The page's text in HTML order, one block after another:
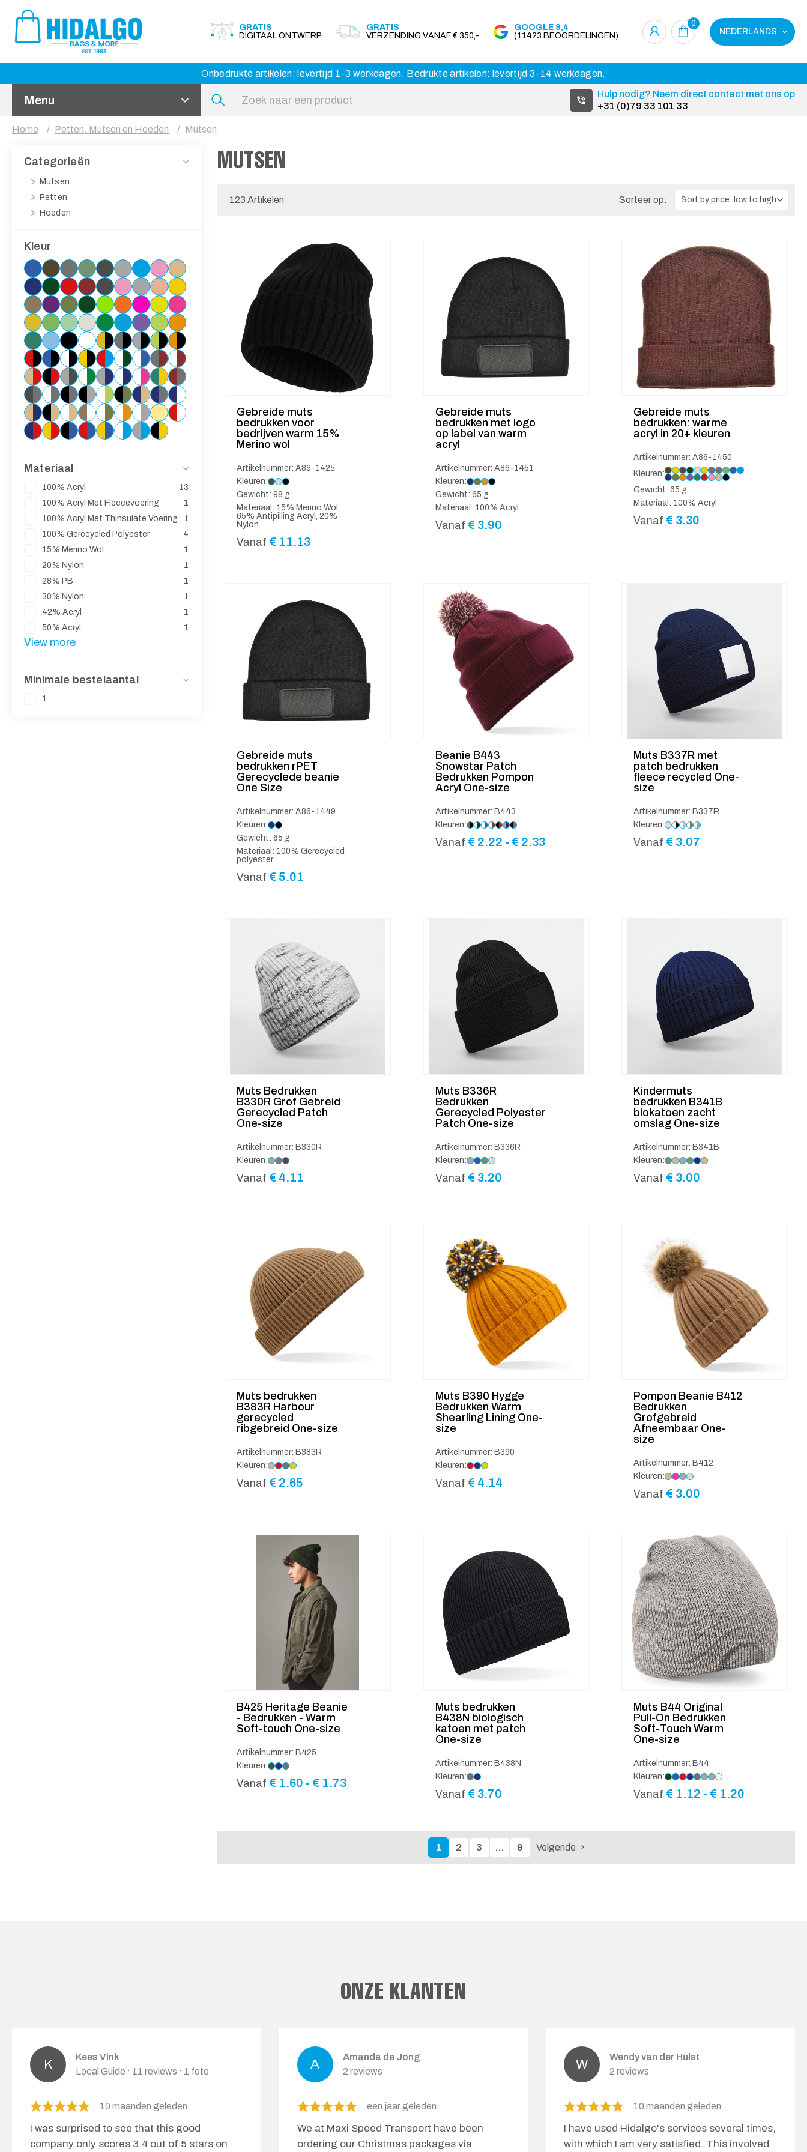
GRATIS
DIGITAAL ONTWERP
GRATIS
VERZENDING VANAF € 350,-
GOOGLE 9,4
(11423 BEOORDELINGEN)
0
NEDERLANDS
Onbedrukte artikelen: levertijd 1-3 werkdagen. Bedrukte artikelen: levertijd 3-14 werkdagen.
Menu
Hulp nodig? Neem direct contact met ons op
+31 (0)79 33 101 33
Home Petten, Mutsen en Hoeden Mutsen
Categorieën
Mutsen
Petten
Hoeden
Kleur
Materiaal
100% Acryl
13
100% Acryl Met Fleecevoering
1
100% Acryl Met Thinsulate Voering
1
100% Gerecycled Polyester
4
15% Merino Wol
1
20% Nylon
1
28% PB
1
30% Nylon
1
42% Acryl
1
50% Acryl
1
View more
Minimale bestelaantal
1
MUTSEN
123 Artikelen Sorteer op:
Gebreide muts
bedrukken voor
bedrijven warm 15%
Merino wol
Artikelnummer: A86-1425
Kleuren:
Gewicht: 98 g
Materiaal: 15% Merino Wol,
65% Antipilling Acryl, 20%
Nylon
Vanaf € 11.13
Gebreide muts
bedrukken met logo
op label van warm
acryl
Artikelnummer: A86-1451
Kleuren:
Gewicht: 65 g
Materiaal: 100% Acryl
Vanaf € 3.90
Gebreide muts
bedrukken: warme
acryl in 20+ kleuren
Artikelnummer: A86-1450
Kleuren:
Gewicht: 65 g
Materiaal: 100% Acryl
Vanaf € 3.30
Gebreide muts
bedrukken rPET
Gerecyclede beanie
One Size
Artikelnummer: A86-1449
Kleuren:
Gewicht: 65 g
Materiaal: 100% Gerecycled
polyester
Vanaf € 5.01
Beanie B443
Snowstar Patch
Bedrukken Pompon
Acryl One-size
Artikelnummer: B443
Kleuren:
Vanaf € 2.22 - € 2.33Prijsklasse:
Muts B337R met
patch bedrukken
fleece recycled One-
size
Artikelnummer: B337R
Kleuren:
Vanaf € 3.07
Muts Bedrukken
B330R Grof Gebreid
Gerecycled Patch
One-size
Artikelnummer: B330R
Kleuren:
Vanaf € 4.11
Muts B336R
Bedrukken
Gerecycled Polyester
Patch One-size
Artikelnummer: B336R
Kleuren:
Vanaf € 3.20
Kindermuts
bedrukken B341B
biokatoen zacht
omslag One-size
Artikelnummer: B341B
Kleuren:
Vanaf € 3.00
Muts bedrukken
B383R Harbour
gerecycled
ribgebreid One-size
Artikelnummer: B383R
Kleuren:
Vanaf € 2.65
Muts B390 Hygge
Bedrukken Warm
Shearling Lining One-
size
Artikelnummer: B390
Kleuren:
Vanaf € 4.14
Pompon Beanie B412
Bedrukken
Grofgebreid
Afneembaar One-
size
Artikelnummer: B412
Kleuren:
Vanaf € 3.00
B425 Heritage Beanie
- Bedrukken - Warm
Soft-touch One-size
Artikelnummer: B425
Kleuren:
Vanaf € 1.60 - € 1.73Prijsklasse:
Muts bedrukken
B438N biologisch
katoen met patch
One-size
Artikelnummer: B438N
Kleuren:
Vanaf € 3.70
Muts B44 Original
Pull-On Bedrukken
Soft-Touch Warm
One-size
Artikelnummer: B44
Kleuren:
Vanaf € 1.12 - € 1.20
1 2 3 … 9 Volgende
ONZE KLANTEN
Kees Vink
Local Guide · 11 reviews · 1 foto
10 maanden geleden
I was surprised to see that this good
company only scores 3.4 out of 5 stars on
Amanda de Jong
2 reviews
een jaar geleden
We at Maxi Speed ​​Transport have been
ordering our Christmas packages via
Wendy van der Hulst
2 reviews
10 maanden geleden
I have used Hidalgo's services several times,
with which I am very satisfied. This involved